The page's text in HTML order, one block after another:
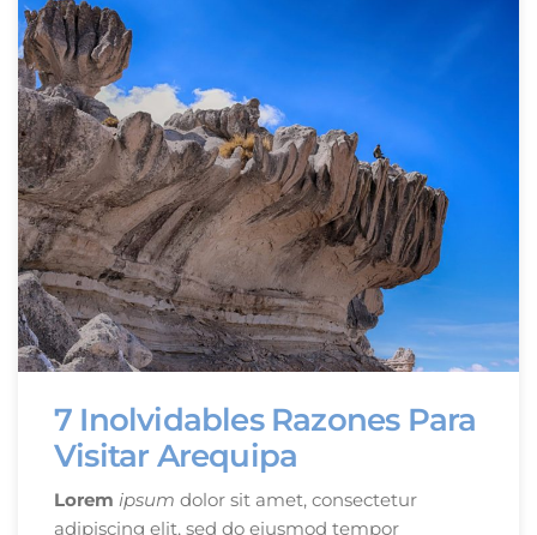
7 Inolvidables Razones Para
Visitar Arequipa
Lorem ipsum dolor sit amet, consectetur
adipiscing elit, sed do eiusmod tempor